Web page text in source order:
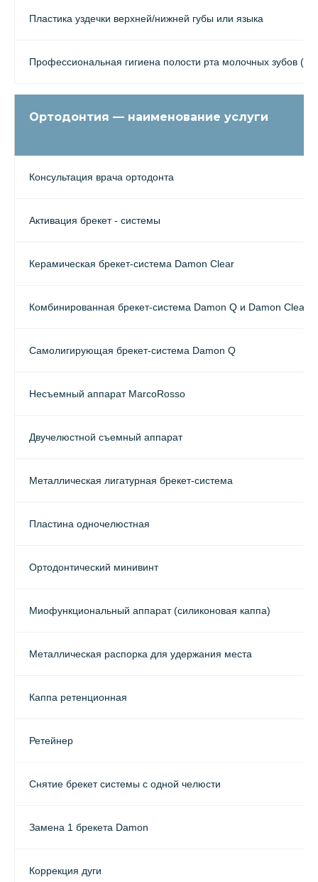
Пластика уздечки верхней/нижней губы или языка
Профессиональная гигиена полости рта молочных зубов (с
Ортодонтия — наименование услуги
Консультация врача ортодонта
Активация брекет - системы
Керамическая брекет-система Damon Clear
Комбинированная брекет-система Damon Q и Damon Clear
Самолигирующая брекет-система Damon Q
Несъемный аппарат MarcoRosso
Двучелюстной съемный аппарат
Металлическая лигатурная брекет-система
Пластина одночелюстная
Ортодонтический минивинт
Миофункциональный аппарат (силиконовая каппа)
Металлическая распорка для удержания места
Каппа ретенционная
Ретейнер
Снятие брекет системы с одной челюсти
Замена 1 брекета Damon
Коррекция дуги